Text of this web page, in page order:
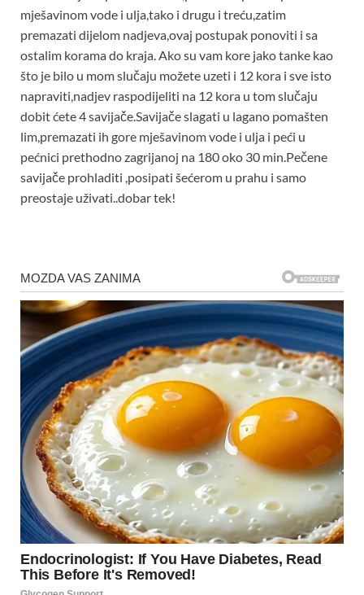
mješavinom vode i ulja,tako i drugu i treću,zatim
premazati dijelom nadjeva,ovaj postupak ponoviti i sa
ostalim korama do kraja. Ako su vam kore jako tanke kao
što je bilo u mom slučaju možete uzeti i 12 kora i sve isto
napraviti,nadjev raspodijeliti na 12 kora u tom slučaju
dobit ćete 4 savijače.Savijače slagati u lagano pomašten
lim,premazati ih gore mješavinom vode i ulja i peći u
pećnici prethodno zagrijanoj na 180 oko 30 min.Pečene
savijače prohladiti ,posipati šećerom u prahu i samo
preostaje uživati..dobar tek!